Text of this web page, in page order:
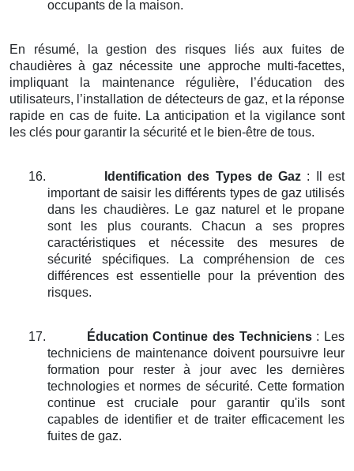
occupants de la maison.
En résumé, la gestion des risques liés aux fuites de
chaudières à gaz nécessite une approche multi-facettes,
impliquant la maintenance régulière, l’éducation des
utilisateurs, l’installation de détecteurs de gaz, et la réponse
rapide en cas de fuite. La anticipation et la vigilance sont
les clés pour garantir la sécurité et le bien-être de tous.
16. Identification des Types de Gaz : Il est
important de saisir les différents types de gaz utilisés
dans les chaudières. Le gaz naturel et le propane
sont les plus courants. Chacun a ses propres
caractéristiques et nécessite des mesures de
sécurité spécifiques. La compréhension de ces
différences est essentielle pour la prévention des
risques.
17. Éducation Continue des Techniciens: Les
techniciens de maintenance doivent poursuivre leur
formation pour rester à jour avec les dernières
technologies et normes de sécurité. Cette formation
continue est cruciale pour garantir qu'ils sont
capables de identifier et de traiter efficacement les
fuites de gaz.